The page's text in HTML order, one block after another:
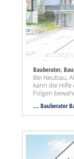
Bauberater,
Bei Neubau,
kann die
Folgen
... Bauberater